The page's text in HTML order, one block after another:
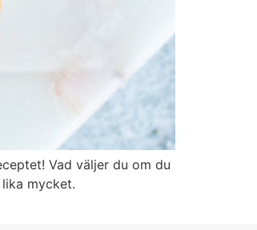
Vad väljer du om du
mycket.